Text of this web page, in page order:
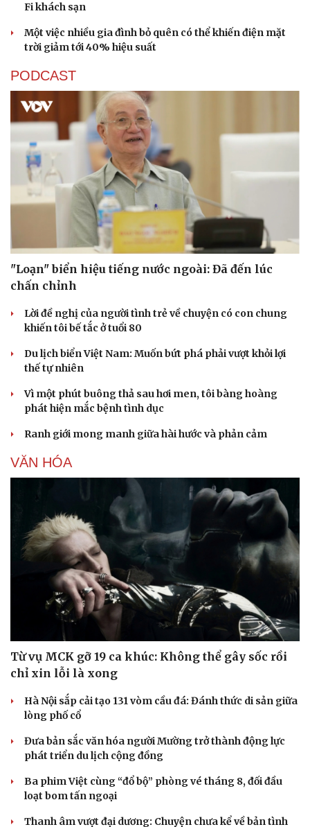
Văn hóa
Sân khấu - Điện ảnh
Âm nhạc
Nghệ sĩ
Fi khách sạn
Một việc nhiều gia đình bỏ quên có thể khiến điện mặt
trời giảm tới 40% hiệu suất
PODCAST
"Loạn" biển hiệu tiếng nước ngoài: Đã đến lúc
chấn chỉnh
Lời đề nghị của người tình trẻ về chuyện có con chung
khiến tôi bế tắc ở tuổi 80
Du lịch biển Việt Nam: Muốn bứt phá phải vượt khỏi lợi
thế tự nhiên
Vì một phút buông thả sau hơi men, tôi bàng hoàng
phát hiện mắc bệnh tình dục
Ranh giới mong manh giữa hài hước và phản cảm
VĂN HÓA
Từ vụ MCK gỡ 19 ca khúc: Không thể gây sốc rồi
chỉ xin lỗi là xong
Hà Nội sắp cải tạo 131 vòm cầu đá: Đánh thức di sản giữa
lòng phố cổ
Đưa bản sắc văn hóa người Mường trở thành động lực
phát triển du lịch cộng đồng
Ba phim Việt cùng “đổ bộ” phòng vé tháng 8, đối đầu
loạt bom tấn ngoại
Thanh âm vượt đại dương: Chuyện chưa kể về bản tình